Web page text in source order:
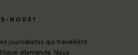
NOUS?
journalistes qui travaillent
allemande. Nous